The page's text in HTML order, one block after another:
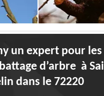
un expert pour les
d’arbre à
dans le 72220